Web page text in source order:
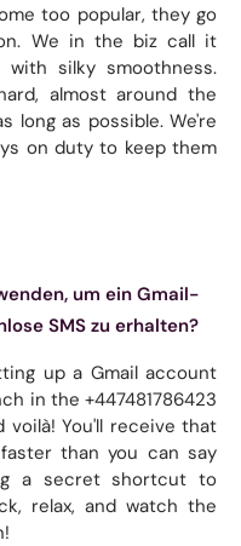
too popular, they go
We in the biz call it
with silky smoothness.
almost around the
long as possible. We're
on duty to keep them
um ein Gmail-
SMS zu erhalten?
up a Gmail account
in the +447481786423
voilà! You'll receive that
than you can say
a secret shortcut to
relax, and watch the